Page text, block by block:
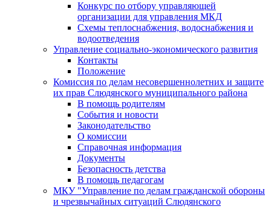
Конкурс по отбору управляющей
организации для управления МКД
Схемы теплоснабжения, водоснабжения и
водоотведения
Управление социально-экономического развития
Контакты
Положение
Комиссия по делам несовершеннолетних и защите
их прав Слюдянского муниципального района
В помощь родителям
События и новости
Законодательство
О комиссии
Справочная информация
Документы
Безопасность детства
В помощь педагогам
МКУ "Управление по делам гражданской обороны
и чрезвычайных ситуаций Слюдянского